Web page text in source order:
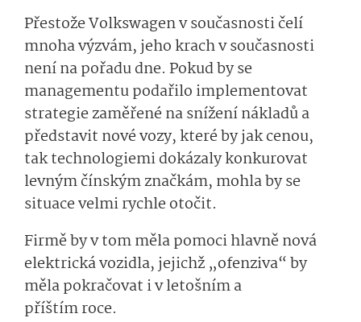
Přestože Volkswagen v současnosti čelí
mnoha výzvám, jeho krach v současnosti
není na pořadu dne. Pokud by se
managementu podařilo implementovat
strategie zaměřené na snížení nákladů a
představit nové vozy, které by jak cenou,
tak technologiemi dokázaly konkurovat
levným čínským značkám, mohla by se
situace velmi rychle otočit.
Firmě by v tom měla pomoci hlavně nová
elektrická vozidla, jejichž „ofenziva“ by
měla pokračovat i v letošním a
příštím roce.